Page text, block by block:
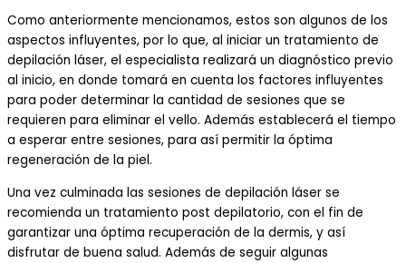
Como anteriormente mencionamos, estos son algunos de los
aspectos influyentes, por lo que, al iniciar un tratamiento de
depilación láser, el especialista realizará un diagnóstico previo
al inicio, en donde tomará en cuenta los factores influyentes
para poder determinar la cantidad de sesiones que se
requieren para eliminar el vello. Además establecerá el tiempo
a esperar entre sesiones, para así permitir la óptima
regeneración de la piel.
Una vez culminada las sesiones de depilación láser se
recomienda un tratamiento post depilatorio, con el fin de
garantizar una óptima recuperación de la dermis, y así
disfrutar de buena salud. Además de seguir algunas